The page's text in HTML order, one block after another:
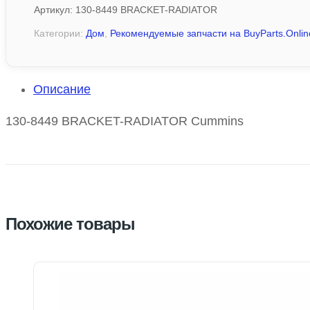
Артикул: 130-8449 BRACKET-RADIATOR
Категории: Дом, Рекомендуемые запчасти на
Описание
130-8449 BRACKET-RADIATOR Cummins
Похожие товары